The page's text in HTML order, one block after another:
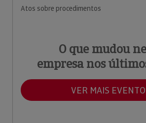
Atos sobre procedimentos
O que mudou
empresa nos
VER MAIS